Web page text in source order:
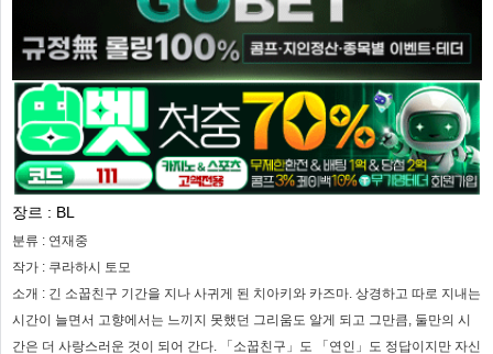
장르 : BL
분류 : 연재중
작가 : 쿠라하시 토모
소개 : 긴 소꿉친구 기간을 지나 사귀게 된 치아키와 카즈마. 상경하고 따로 지내는
시간이 늘면서 고향에서는 느끼지 못했던 그리움도 알게 되고 그만큼, 둘만의 시
간은 더 사랑스러운 것이 되어 간다. 「소꿉친구」도 「연인」도 정답이지만 자신